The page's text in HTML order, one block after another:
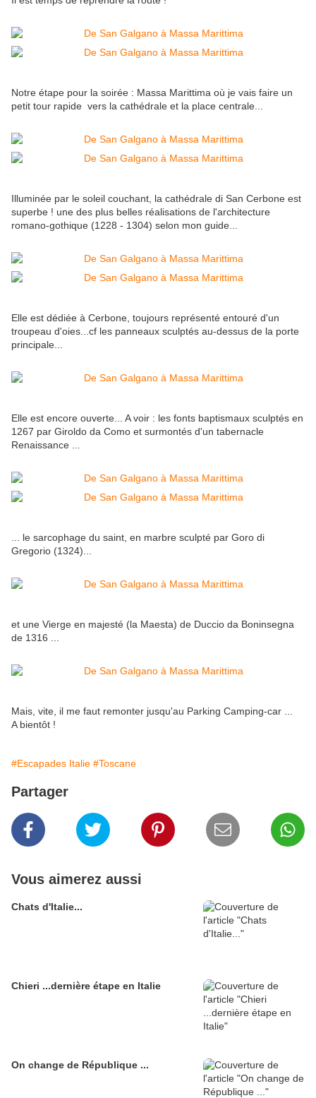
Notre étape pour la soirée : Massa Marittima où je vais faire un
petit tour rapide vers la cathédrale et la place centrale...
Illuminée par le soleil couchant, la cathédrale di San Cerbone est
superbe ! une des plus belles réalisations de l'architecture
romano-gothique (1228 - 1304) selon mon guide...
Elle est dédiée à Cerbone, toujours représenté entouré d'un
troupeau d'oies...cf les panneaux sculptés au-dessus de la porte
principale...
Elle est encore ouverte... A voir : les fonts baptismaux sculptés en
1267 par Giroldo da Como et surmontés d'un tabernacle
Renaissance ...
... le sarcophage du saint, en marbre sculpté par Goro di
Gregorio (1324)...
et une Vierge en majesté (la Maesta) de Duccio da Boninsegna
de 1316 ...
Mais, vite, il me faut remonter jusqu'au Parking Camping-car ...
A bientôt !
#Escapades Italie #Toscane
Partager
Vous aimerez aussi
Chats d'Italie...
Chieri ...dernière étape en Italie
On change de République ...